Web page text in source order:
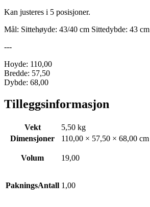
Kan justeres i 5 posisjoner.
Mål: Sittehøyde: 43/40 cm Sittedybde: 43 cm
---
Hoyde: 110,00
Bredde: 57,50
Dybde: 68,00
Tilleggsinformasjon
Vekt
5,50 kg
Dimensjoner
110,00 × 57,50 × 68,00 cm
Volum 19,00
PakningsAntall 1,00